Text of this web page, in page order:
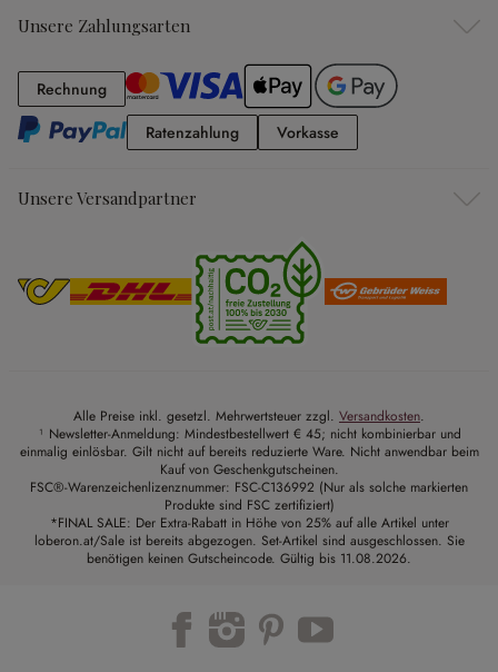
Unsere Zahlungsarten
RechnungRechnung
RatenzahlungRatenzahlung
Vorkasse
Unsere Versandpartner
Alle Preise inkl. gesetzl. Mehrwertsteuer zzgl. Versandkosten.
¹ Newsletter-Anmeldung: Mindestbestellwert € 45; nicht kombinierbar und
einmalig einlösbar. Gilt nicht auf bereits reduzierte Ware. Nicht anwendbar beim
Kauf von Geschenkgutscheinen.
FSC®-Warenzeichenlizenznummer: FSC-C136992 (Nur als solche markierten
Produkte sind FSC zertifiziert)
*FINAL SALE: Der Extra-Rabatt in Höhe von 25% auf alle Artikel unter
loberon.at/Sale ist bereits abgezogen. Set-Artikel sind ausgeschlossen. Sie
benötigen keinen Gutscheincode. Gültig bis 11.08.2026.